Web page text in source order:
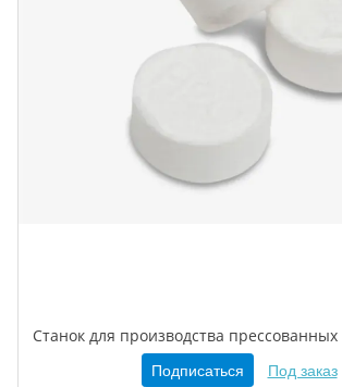
Станок для производства
Подписаться Под заказ